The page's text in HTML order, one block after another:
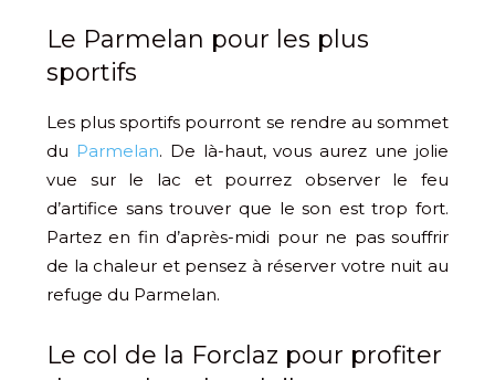
​Le Parmelan pour les plus
sportifs
Les plus sportifs pourront se rendre au sommet
du Parmelan. De là-haut, vous aurez une jolie
vue sur le lac et pourrez observer le feu
d’artifice sans trouver que le son est trop fort.
Partez en fin d’après-midi pour ne pas souffrir
de la chaleur et pensez à réserver votre nuit au
refuge du Parmelan.
​Le col de la Forclaz pour profiter